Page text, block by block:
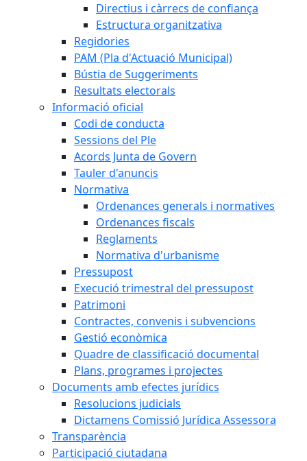
Directius i càrrecs de confiança
Estructura organitzativa
Regidories
PAM (Pla d'Actuació Municipal)
Bústia de Suggeriments
Resultats electorals
Informació oficial
Codi de conducta
Sessions del Ple
Acords Junta de Govern
Tauler d'anuncis
Normativa
Ordenances generals i normatives
Ordenances fiscals
Reglaments
Normativa d'urbanisme
Pressupost
Execució trimestral del pressupost
Patrimoni
Contractes, convenis i subvencions
Gestió econòmica
Quadre de classificació documental
Plans, programes i projectes
Documents amb efectes jurídics
Resolucions judicials
Dictamens Comissió Jurídica Assessora
Transparència
Participació ciutadana